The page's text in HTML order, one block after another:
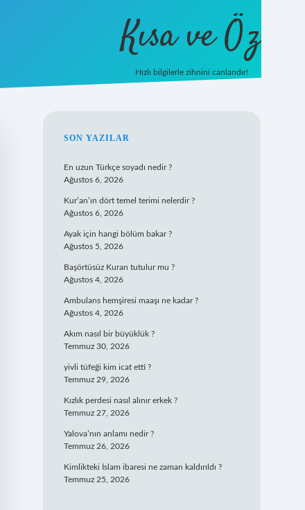
Kısa ve Öz
Hızlı bilgilerle zihnini canlandır!
SIDEBAR
SON YAZILAR
En uzun Türkçe soyadı nedir ?
Ağustos 6, 2026
Kur’an’ın dört temel terimi nelerdir ?
Ağustos 6, 2026
Ayak için hangi bölüm bakar ?
Ağustos 5, 2026
Başörtüsüz Kuran tutulur mu ?
Ağustos 4, 2026
Ambulans hemşiresi maaşı ne kadar ?
Ağustos 4, 2026
Akım nasıl bir büyüklük ?
Temmuz 30, 2026
yivli tüfeği kim icat etti ?
Temmuz 29, 2026
Kızlık perdesi nasıl alınır erkek ?
Temmuz 27, 2026
Yalova’nın anlamı nedir ?
Temmuz 26, 2026
Kimlikteki İslam ibaresi ne zaman kaldırıldı ?
Temmuz 25, 2026